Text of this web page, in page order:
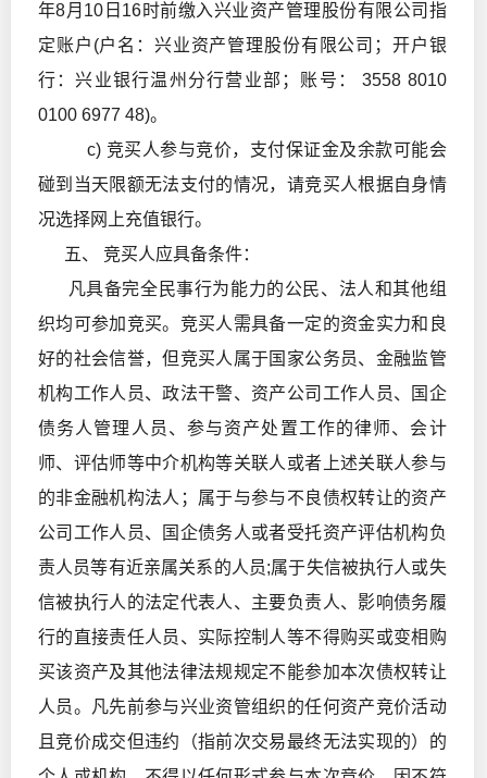
年8月10日16时前缴入兴业资产管理股份有限公司指
定账户(户名：兴业资产管理股份有限公司；开户银
行：兴业银行温州分行营业部；账号： 3558 8010
0100 6977 48)。
c) 竞买人参与竞价，支付保证金及余款可能会
碰到当天限额无法支付的情况，请竞买人根据自身情
况选择网上充值银行。
五、 竞买人应具备条件：
凡具备完全民事行为能力的公民、法人和其他组
织均可参加竞买。竞买人需具备一定的资金实力和良
好的社会信誉，但竞买人属于国家公务员、金融监管
机构工作人员、政法干警、资产公司工作人员、国企
债务人管理人员、参与资产处置工作的律师、会计
师、评估师等中介机构等关联人或者上述关联人参与
的非金融机构法人；属于与参与不良债权转让的资产
公司工作人员、国企债务人或者受托资产评估机构负
责人员等有近亲属关系的人员;属于失信被执行人或失
信被执行人的法定代表人、主要负责人、影响债务履
行的直接责任人员、实际控制人等不得购买或变相购
买该资产及其他法律法规规定不能参加本次债权转让
人员。凡先前参与兴业资管组织的任何资产竞价活动
且竞价成交但违约（指前次交易最终无法实现的）的